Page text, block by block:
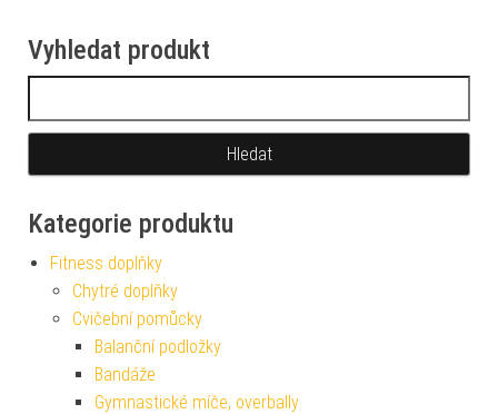
Vyhledat produkt
Kategorie produktu
Fitness doplňky
Chytré doplňky
Cvičební pomůcky
Balanční podložky
Bandáže
Gymnastické míče, overbally